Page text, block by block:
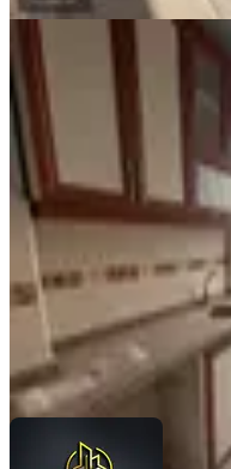
YENİ
90 m²
1.900.000
SAĞ EMLAK
HİZMETLERİAlper Sağ
Ara